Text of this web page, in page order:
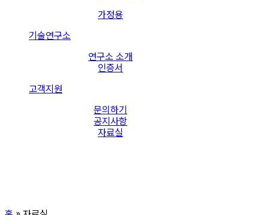
가정용
기술연구소
연구소 소개
인증서
고객지원
문의하기
공지사항
자료실